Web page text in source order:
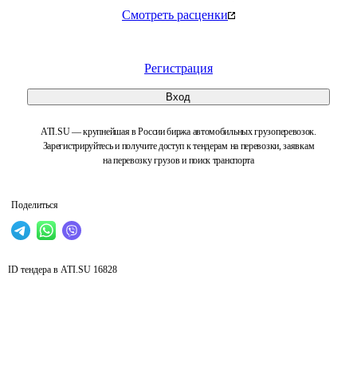
Смотреть расценки
Регистрация
Вход
ATI.SU — крупнейшая в России биржа автомобильных грузоперевозок.
Зарегистрируйтесь и получите доступ к тендерам на перевозки, заявкам
на перевозку грузов и поиск транспорта
Поделиться
ID тендера в ATI.SU 16828